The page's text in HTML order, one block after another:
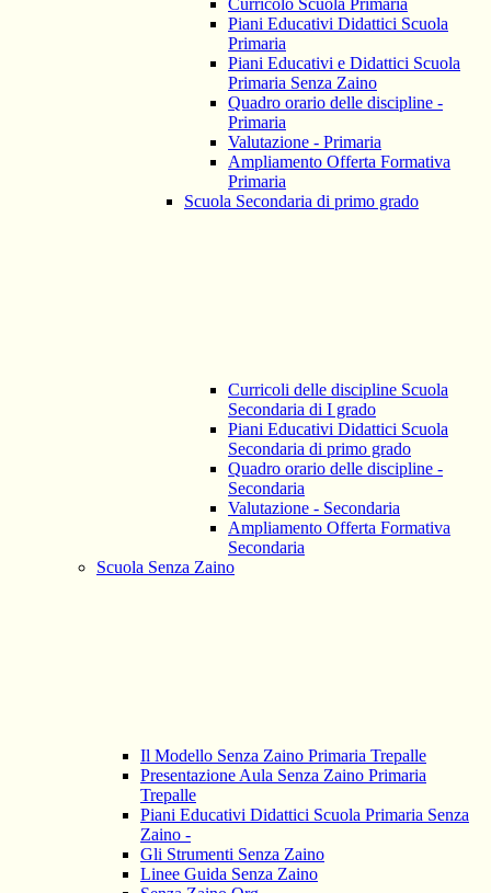
Curricolo Scuola Primaria
Piani Educativi Didattici Scuola
Primaria
Piani Educativi e Didattici Scuola
Primaria Senza Zaino
Quadro orario delle discipline -
Primaria
Valutazione - Primaria
Ampliamento Offerta Formativa
Primaria
Scuola Secondaria di primo grado
Curricoli delle discipline Scuola
Secondaria di I grado
Piani Educativi Didattici Scuola
Secondaria di primo grado
Quadro orario delle discipline -
Secondaria
Valutazione - Secondaria
Ampliamento Offerta Formativa
Secondaria
Scuola Senza Zaino
Il Modello Senza Zaino Primaria Trepalle
Presentazione Aula Senza Zaino Primaria
Trepalle
Piani Educativi Didattici Scuola Primaria Senza
Zaino -
Gli Strumenti Senza Zaino
Linee Guida Senza Zaino